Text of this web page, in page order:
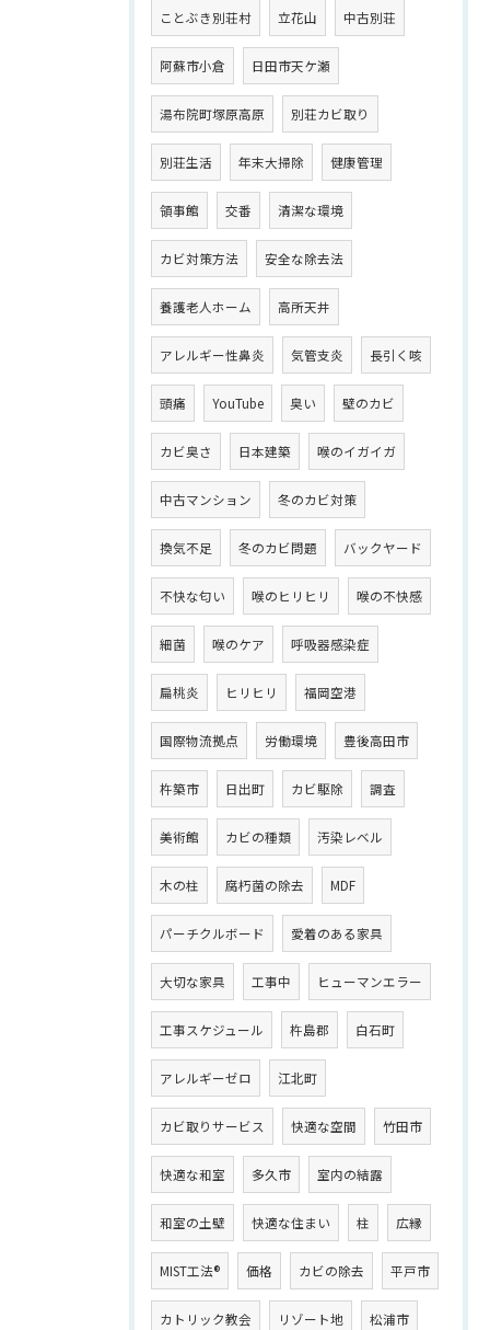
ことぶき別荘村 立花山 中古別荘
阿蘇市小倉 日田市天ケ瀬
湯布院町塚原高原 別荘カビ取り
別荘生活 年末大掃除 健康管理
領事館 交番 清潔な環境
カビ対策方法 安全な除去法
養護老人ホーム 高所天井
アレルギー性鼻炎 気管支炎 長引く咳
頭痛 YouTube 臭い 壁のカビ
カビ臭さ 日本建築 喉のイガイガ
中古マンション 冬のカビ対策
換気不足 冬のカビ問題 バックヤード
不快な匂い 喉のヒリヒリ 喉の不快感
細菌 喉のケア 呼吸器感染症
扁桃炎 ヒリヒリ 福岡空港
国際物流拠点 労働環境 豊後高田市
杵築市 日出町 カビ駆除 調査
美術館 カビの種類 汚染レベル
木の柱 腐朽菌の除去 MDF
パーチクルボード 愛着のある家具
大切な家具 工事中 ヒューマンエラー
工事スケジュール 杵島郡 白石町
アレルギーゼロ 江北町
カビ取りサービス 快適な空間 竹田市
快適な和室 多久市 室内の結露
和室の土壁 快適な住まい 柱 広縁
MIST工法® 価格 カビの除去 平戸市
カトリック教会 リゾート地 松浦市